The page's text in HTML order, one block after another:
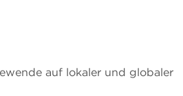
auf lokaler und globaler